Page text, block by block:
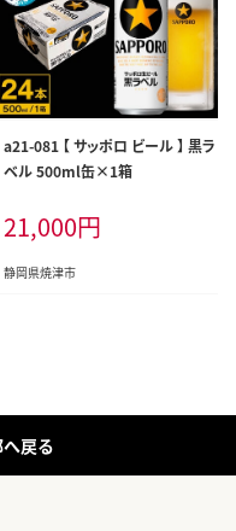
a21-081 【 サッポロ ビール 】 黒ラ
ベル 500ml缶×1箱
21,000円
静岡県焼津市
戻る